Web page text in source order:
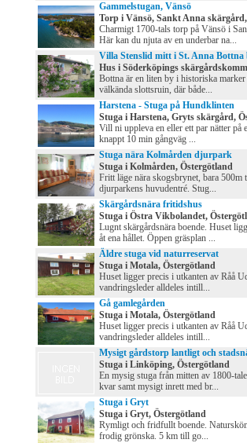
Gammelstugan, Vänsö
Torp i Vänsö, Sankt Anna
Charmigt 1700-tals torp på Vänsö i
Här kan du njuta av en underbar na...
Villa Stenslid mitt i St. Anna Bottna
Hus i Söderköpings
Bottna är en liten by i historiska
välkända slottsruin, där både...
Harstena - Stuga på Hundklinten
Stuga i Harstena, Gryts skärgård,
Vill ni uppleva en eller ett par nätter på
knappt 10 min gångväg ...
Stuga nära Kolmården djurpark
Stuga i Kolmården, Östergötland
Fritt läge nära skogsbrynet, bara
djurparkens huvudentré. Stug...
Skärgårdsnära fritidshus
Stuga i Östra Vikbolandet,
Lugnt skärgårdsnära boende. Huset
åt ena hållet. Öppen gräsplan ...
Äldre stuga vid naturreservat
Stuga i Motala, Östergötland
Huset ligger precis i utkanten av Råå
vandringsleder alldeles intill...
Gå gamlegården
Stuga i Motala, Östergötland
Huset ligger precis i utkanten av Råå
vandringsleder alldeles intill...
Mysigt gårdstorp lantligt och
Stuga i Linköping, Östergötland
En mysig stuga från mitten av 1800-
kvar samt mysigt inrett med br...
Stuga i Gryt
Stuga i Gryt, Östergötland
Rymligt och fridfullt boende.
frodig grönska. 5 km till go...